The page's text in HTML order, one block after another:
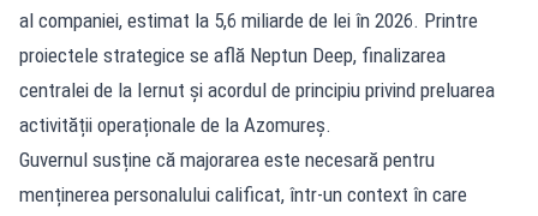
al companiei, estimat la 5,6 miliarde de lei în 2026. Printre
proiectele strategice se află Neptun Deep, finalizarea
centralei de la Iernut și acordul de principiu privind preluarea
activității operaționale de la Azomureș.
Guvernul susține că majorarea este necesară pentru
menținerea personalului calificat, într-un context în care